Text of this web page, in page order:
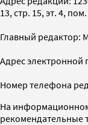
13, стр. 15, эт. 4,
Главный редактор:
Адрес электронной
Номер телефона
На
рекомендательные